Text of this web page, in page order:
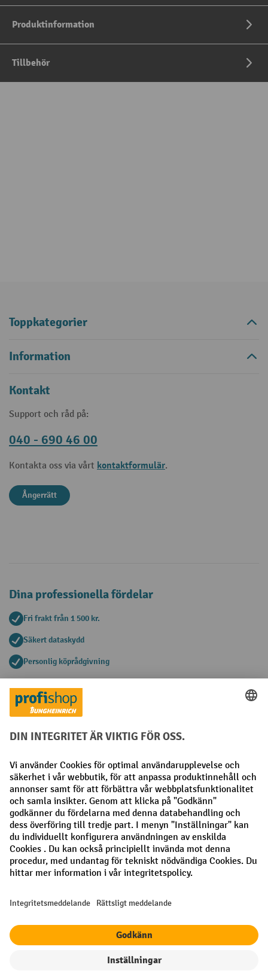
Produktinformation
Tillbehör
Toppkategorier
Information
Kontakt
Support och råd på:
040 - 690 46 00
Kontakta oss via vårt kontaktformulär.
Ångerrätt
Dina professionella fördelar
Fri frakt från 1 500 kr.
Säkert dataskydd
Personlig köprådgivning
Betalningsmetoder
Faktura Förskottsbetalning
Sociala nätverk
Facebook
LinkedIn
Instagram
Allmänna villkor Utgivare Sekretesspolicy
Alla priser exkl. Moms plusfraktkostnaderoch eventuella
¹ Rabatten gäller så länge lagret räcker. Rabatten gäller inte